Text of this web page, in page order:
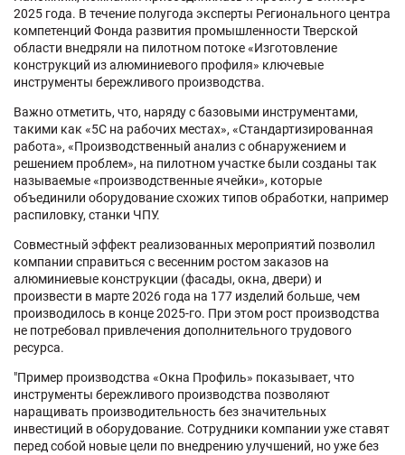
2025 года. В течение полугода эксперты Регионального центра
компетенций Фонда развития промышленности Тверской
области внедряли на пилотном потоке «Изготовление
конструкций из алюминиевого профиля» ключевые
инструменты бережливого производства.
Важно отметить, что, наряду с базовыми инструментами,
такими как «5С на рабочих местах», «Стандартизированная
работа», «Производственный анализ с обнаружением и
решением проблем», на пилотном участке были созданы так
называемые «производственные ячейки», которые
объединили оборудование схожих типов обработки, например
распиловку, станки ЧПУ.
Совместный эффект реализованных мероприятий позволил
компании справиться с весенним ростом заказов на
алюминиевые конструкции (фасады, окна, двери) и
произвести в марте 2026 года на 177 изделий больше, чем
производилось в конце 2025-го. При этом рост производства
не потребовал привлечения дополнительного трудового
ресурса.
"Пример производства «Окна Профиль» показывает, что
инструменты бережливого производства позволяют
наращивать производительность без значительных
инвестиций в оборудование. Сотрудники компании уже ставят
перед собой новые цели по внедрению улучшений, но уже без